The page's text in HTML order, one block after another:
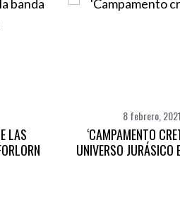
LAS
8 febrero, 2021
‘CAMPAMENTO
UNIVERSO JURÁSICO